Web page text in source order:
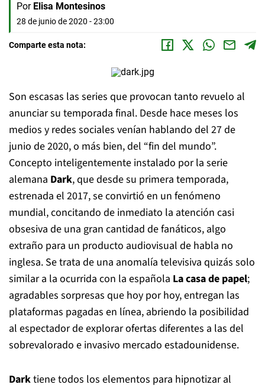
Por Elisa Montesinos
28 de junio de 2020 - 23:00
Comparte esta nota:
Son escasas las series que provocan tanto revuelo al
anunciar su temporada final. Desde hace meses los
medios y redes sociales venían hablando del 27 de
junio de 2020, o más bien, del “fin del mundo”.
Concepto inteligentemente instalado por la serie
alemana Dark, que desde su primera temporada,
estrenada el 2017, se convirtió en un fenómeno
mundial, concitando de inmediato la atención casi
obsesiva de una gran cantidad de fanáticos, algo
extraño para un producto audiovisual de habla no
inglesa. Se trata de una anomalía televisiva quizás solo
similar a la ocurrida con la española La casa de papel;
agradables sorpresas que hoy por hoy, entregan las
plataformas pagadas en línea, abriendo la posibilidad
al espectador de explorar ofertas diferentes a las del
sobrevalorado e invasivo mercado estadounidense.
Darktiene todos los elementos para hipnotizar al